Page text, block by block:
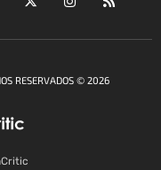
RESERVADOS © 2026